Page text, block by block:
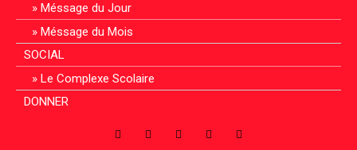
Méssage du Jour
Méssage du Mois
SOCIAL
Le Complexe Scolaire
DONNER